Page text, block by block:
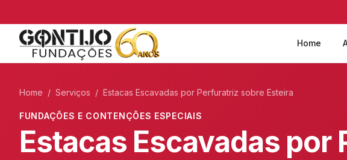
Home
Home / Serviços / Estacas Escavadas por Perfuratriz sobre Esteira
FUNDAÇÕES E CONTENÇÕES ESPECIAIS
Estacas Escavadas